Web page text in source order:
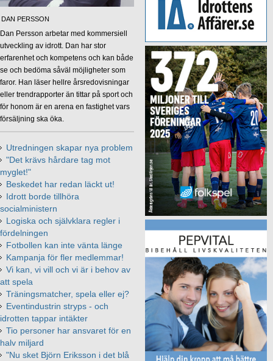
DAN PERSSON
Dan Persson arbetar med kommersiell
utveckling av idrott. Dan har stor
erfarenhet och kompetens och kan både
se och bedöma såväl möjligheter som
faror. Han läser hellre årsredovisningar
eller trendrapporter än tittar på sport och
för honom är en arena en fastighet vars
försäljning ska öka.
Utredningen skapar nya problem
"Det krävs hårdare tag mot
myglet!"
Beskedet har redan läckt ut!
Idrott borde tillhöra
socialministern
Logiska och självklara regler i
fördelningen
Fotbollen kan inte vänta länge
Kampanja för fler medlemmar!
Vi kan, vi vill och vi är i behov av
att spela
Träningsmatcher, spela eller ej?
Eventindustrin stryps - och
idrotten tappar intäkter
Tio personer har ansvaret för en
halv miljard
"Nu sket Björn Eriksson i det blå